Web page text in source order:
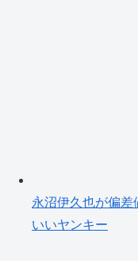
永沼伊久也が偏
いいヤンキー